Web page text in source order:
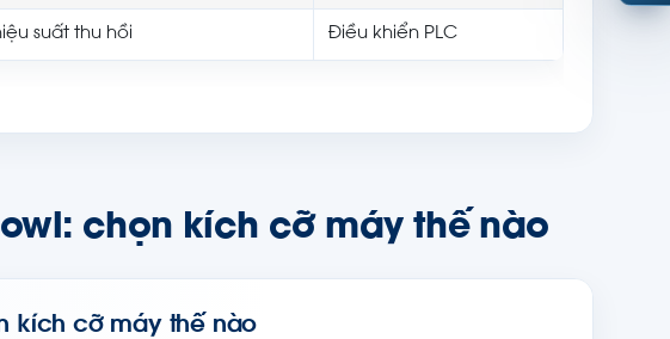
suất thu hồi Điều khiển PLC
chọn kích cỡ máy thế nào
kích cỡ máy thế nào